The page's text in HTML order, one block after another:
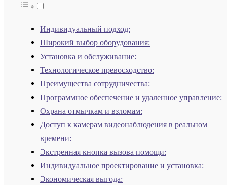
Индивидуальный подход:
Широкий выбор оборудования:
Установка и обслуживание:
Технологическое превосходство:
Преимущества сотрудничества:
Программное обеспечение и удаленное управление:
Охрана отмычкам и взломам:
Доступ к камерам видеонаблюдения в реальном
времени:
Экстренная кнопка вызова помощи:
Индивидуальное проектирование и установка:
Экономическая выгода: